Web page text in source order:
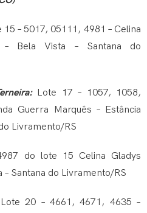
15 – 5017, 05111, 4981 – Celina
– Bela Vista – Santana do
Lote 17 – 1057, 1058,
Guerra Marquês – Estância
Livramento/RS
do lote 15 Celina Gladys
Santana do Livramento/RS
20 – 4661, 4671, 4635 –